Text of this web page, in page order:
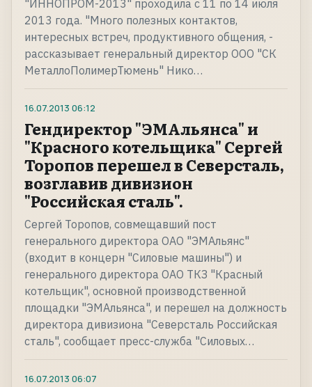
"ИННОПРОМ-2013" проходила с 11 по 14 июля
2013 года. "Много полезных контактов,
интересных встреч, продуктивного общения, -
рассказывает генеральный директор ООО "СК
МеталлоПолимерТюмень" Нико…
16.07.2013 06:12
Гендиректор "ЭМАльянса" и
"Красного котельщика" Сергей
Торопов перешел в Северсталь,
возглавив дивизион
"Российская сталь".
Сергей Торопов, совмещавший пост
генерального директора ОАО "ЭМАльянс"
(входит в концерн "Силовые машины") и
генерального директора ОАО ТКЗ "Красный
котельщик", основной производственной
площадки "ЭМАльянса", и перешел на должность
директора дивизиона "Северсталь Российская
сталь", сообщает пресс-служба "Силовых…
16.07.2013 06:07